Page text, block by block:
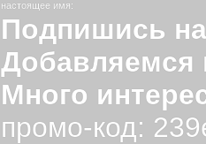
настоящее имя:
Подпишись
Добавляемся
Много
промо-код: